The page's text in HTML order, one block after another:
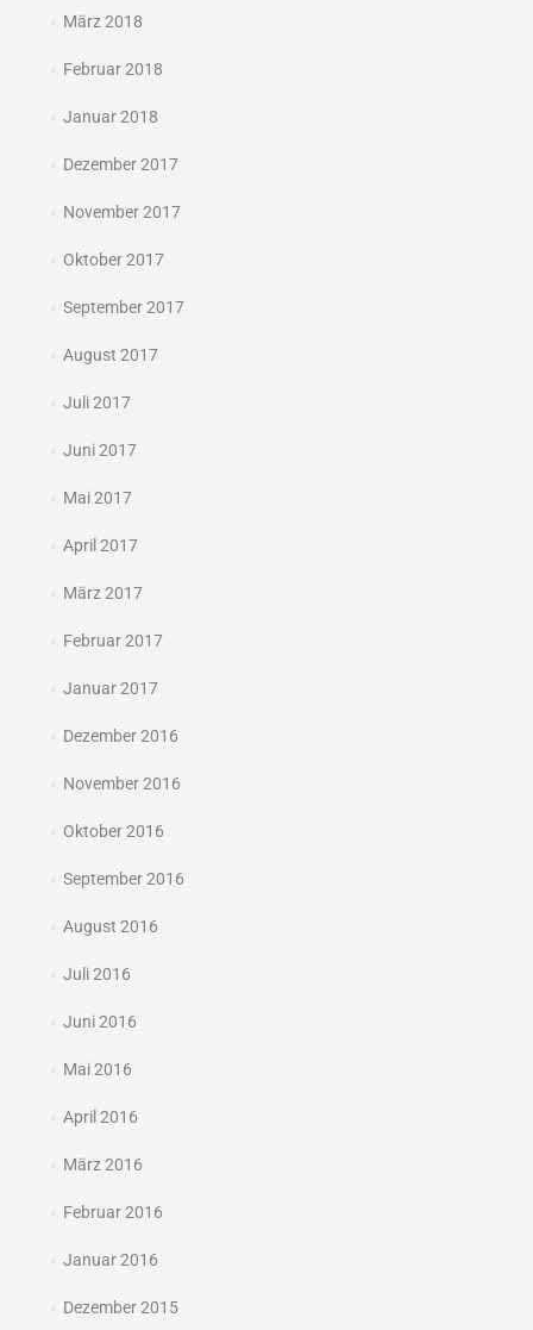
März 2018
Februar 2018
Januar 2018
Dezember 2017
November 2017
Oktober 2017
September 2017
August 2017
Juli 2017
Juni 2017
Mai 2017
April 2017
März 2017
Februar 2017
Januar 2017
Dezember 2016
November 2016
Oktober 2016
September 2016
August 2016
Juli 2016
Juni 2016
Mai 2016
April 2016
März 2016
Februar 2016
Januar 2016
Dezember 2015